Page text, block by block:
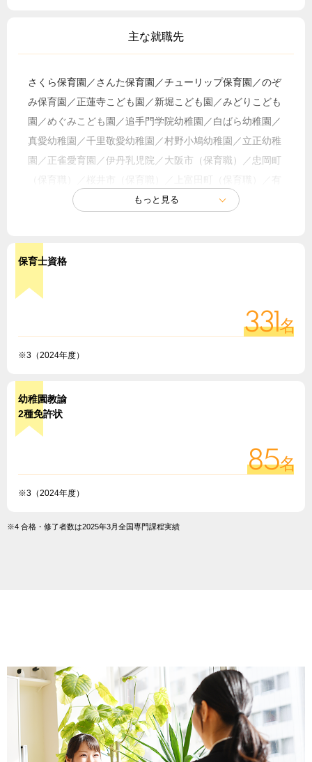
主な就職先
さくら保育園／さんた保育園／チューリップ保育園／のぞ
み保育園／正蓮寺こども園／新堀こども園／みどりこども
園／めぐみこども園／追手門学院幼稚園／白ばら幼稚園／
真愛幼稚園／千里敬愛幼稚園／村野小鳩幼稚園／立正幼稚
園／正雀愛育園／伊丹乳児院／大阪市（保育職）／忠岡町
（保育職）／桜井市（保育職）／上富田町（保育職）／有
田川町（保育職）／東大阪市社会福祉協議会／和歌山社会
し／認定こども園木の実／認定こども園みどりこども園／
※就職先一覧は2022～2024年度関西・北陸専門課程卒業生の実績で
保育士資格
331名
※3（2024年度）
幼稚園教諭
2種免許状
85名
※3（2024年度）
※4 合格・修了者数は2025年3月全国専門課程実績